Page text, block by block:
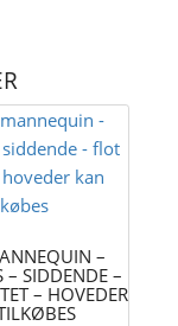
–
SIDDENDE –
– HOVEDER